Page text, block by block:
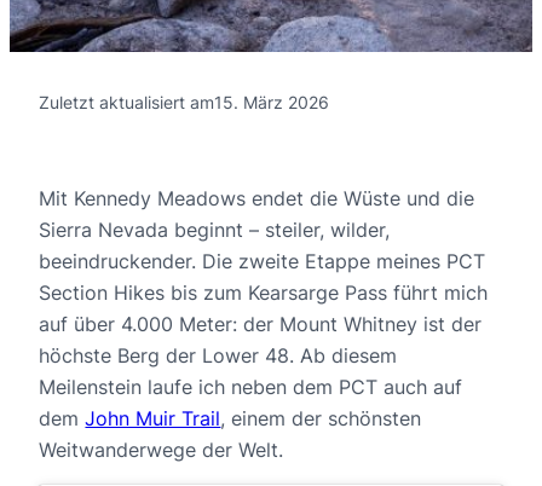
Zuletzt aktualisiert am15. März 2026
Mit Kennedy Meadows endet die Wüste und die
Sierra Nevada beginnt – steiler, wilder,
beeindruckender. Die zweite Etappe meines PCT
Section Hikes bis zum Kearsarge Pass führt mich
auf über 4.000 Meter: der Mount Whitney ist der
höchste Berg der Lower 48. Ab diesem
Meilenstein laufe ich neben dem PCT auch auf
demJohn Muir Trail, einem der schönsten
Weitwanderwege der Welt.